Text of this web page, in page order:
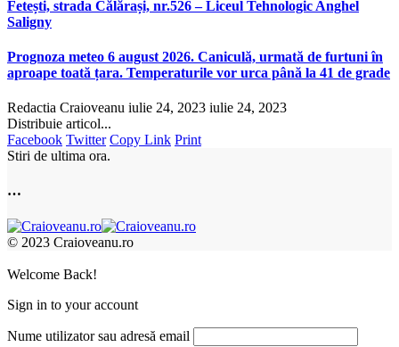
Fetești, strada Călărași, nr.526 – Liceul Tehnologic Anghel
Saligny
Prognoza meteo 6 august 2026. Caniculă, urmată de furtuni în
aproape toată țara. Temperaturile vor urca până la 41 de grade
Redactia Craioveanu iulie 24, 2023 iulie 24, 2023
Distribuie articol...
Facebook Twitter Copy Link Print
Stiri de ultima ora.
…
© 2023 Craioveanu.ro
Welcome Back!
Sign in to your account
Nume utilizator sau adresă email